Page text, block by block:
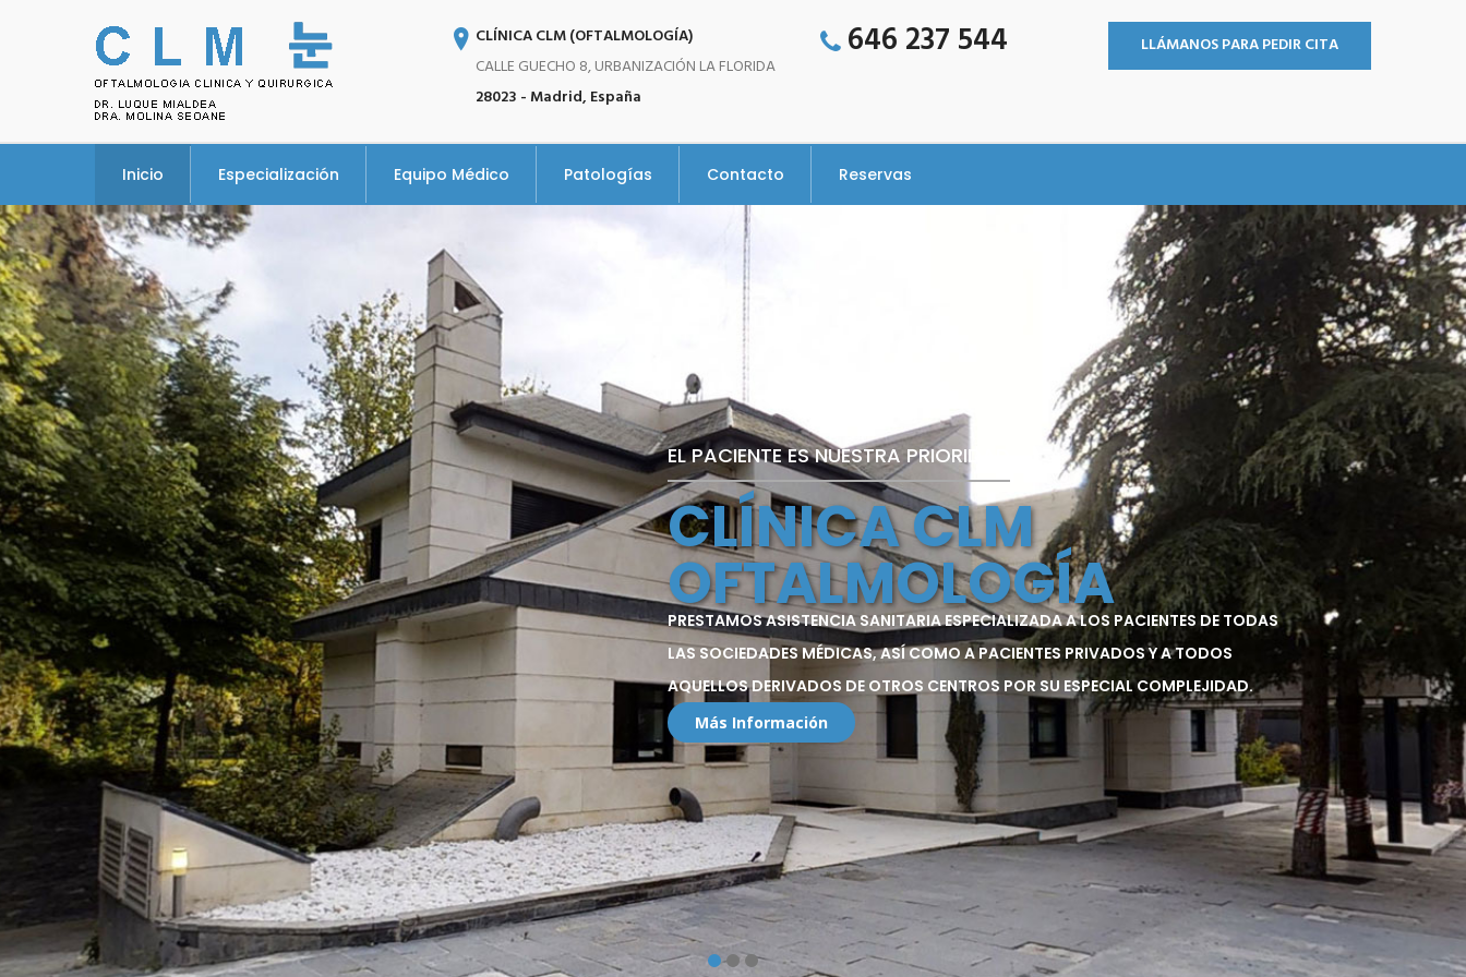
CLÍNICA CLM (OFTALMOLOGÍA)
CALLE GUECHO 8, URBANIZACIÓN LA FLORIDA
28023 - Madrid, España
646 237 544 LLÁMANOS PARA PEDIR CITA
Inicio Especialización Equipo Médico Patologías Contacto Reservas
EL PACIENTE ES NUESTRA PRIORIDAD
CLÍNICA CLM
OFTALMOLOGÍA
PRESTAMOS ASISTENCIA SANITARIA ESPECIALIZADA A LOS PACIENTES DE TODAS
LAS SOCIEDADES MÉDICAS, ASÍ COMO A PACIENTES PRIVADOS Y A TODOS
AQUELLOS DERIVADOS DE OTROS CENTROS POR SU ESPECIAL COMPLEJIDAD.
Más Información